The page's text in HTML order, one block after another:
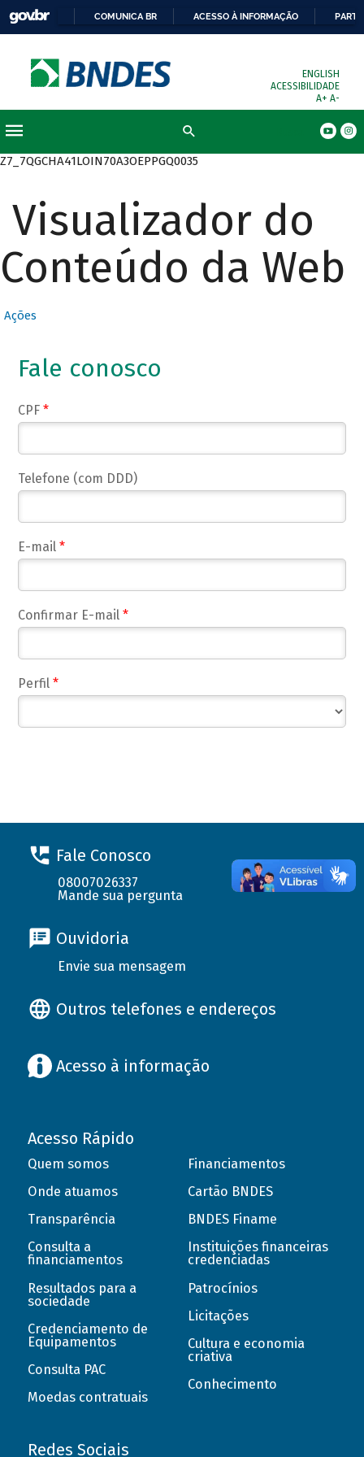
COMUNICA BR ACESSO À INFORMAÇÃO
ENGLISH
ACESSIBILIDADE
A+ A-
Z7_7QGCHA41LOIN70A3OEPPGQ0035
Visualizador do
Conteúdo da Web
Ações
Fale conosco
CPF*
Telefone (com DDD)
E-mail*
Confirmar E-mail*
Perfil*
Fale Conosco
08007026337
Mande sua pergunta
Ouvidoria
Envie sua mensagem
Outros telefones e endereços
Acesso à informação
Acesso Rápido
Quem somos
Onde atuamos
Transparência
Consulta a
financiamentos
Resultados para a
sociedade
Credenciamento de
Equipamentos
Consulta PAC
Moedas contratuais
Financiamentos
Cartão BNDES
BNDES Finame
Instituições financeiras
credenciadas
Patrocínios
Licitações
Cultura e economia
criativa
Conhecimento
Redes Sociais